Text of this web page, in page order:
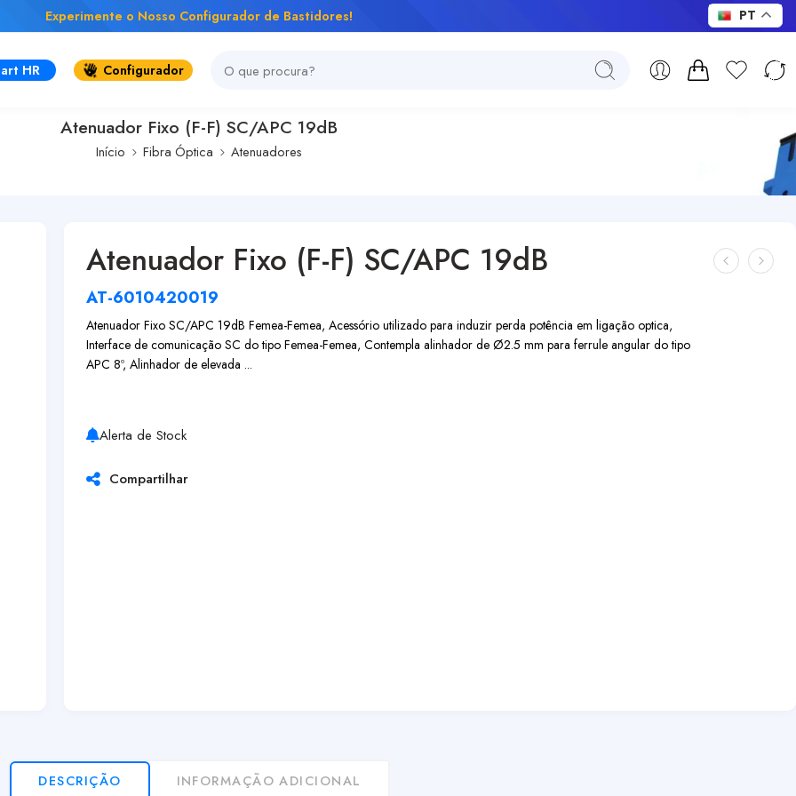
Experimente o Nosso Configurador de Bastidores!
HR Configurador
Atenuador Fixo (F-F) SC/APC 19dB
Início Fibra Óptica Atenuadores
Atenuador Fixo (F-F) SC/APC 19dB
AT-6010420019
Atenuador Fixo SC/APC 19dB Femea-Femea, Acessório utilizado para induzir perda potência em ligação optica,
Interface de comunicação SC do tipo Femea-Femea, Contempla alinhador de Ø2.5 mm para ferrule angular do tipo
APC 8º, Alinhador de elevada ...
Alerta de Stock
Compartilhar
DESCRIÇÃO INFORMAÇÃO ADICIONAL
PT